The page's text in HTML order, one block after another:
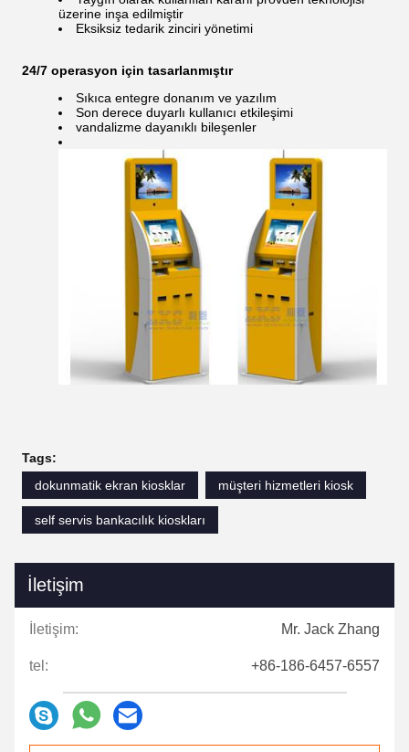
üzerine inşa edilmiştir
Eksiksiz tedarik zinciri yönetimi
24/7 operasyon için tasarlanmıştır
Sıkıca entegre donanım ve yazılım
Son derece duyarlı kullanıcı etkileşimi
vandalizme dayanıklı bileşenler
Tags:
dokunmatik ekran kiosklar
müşteri hizmetleri kiosk
self servis bankacılık kioskları
İletişim
İletişim: Mr. Jack Zhang
tel: +86-186-6457-6557